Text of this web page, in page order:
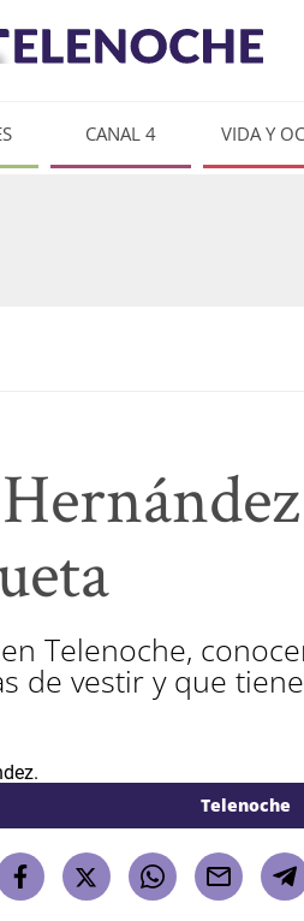
CANAL 4 VIDA Y
Telenoche,
de vestir y que
Telenoche